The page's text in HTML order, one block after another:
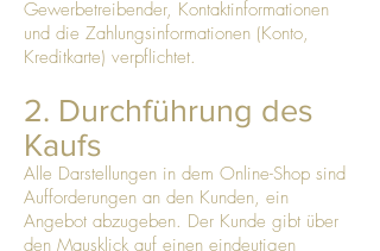
Gewerbetreibender, Kontaktinformationen
und die Zahlungsinformationen (Konto,
Kreditkarte) verpflichtet.
2. Durchführung des
Kaufs
Alle Darstellungen in dem Online-Shop sind
Aufforderungen an den Kunden, ein
Angebot abzugeben. Der Kunde gibt über
den Mausklick auf einen eindeutigen